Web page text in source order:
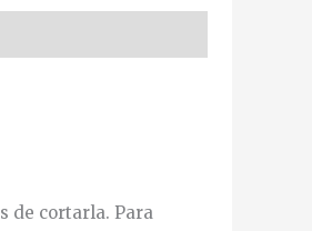
de cortarla. Para